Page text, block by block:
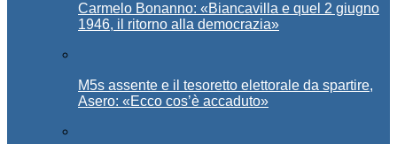
Carmelo Bonanno: «Biancavilla e quel 2 giugno
1946, il ritorno alla democrazia»
M5s assente e il tesoretto elettorale da spartire,
Asero: «Ecco cos’è accaduto»